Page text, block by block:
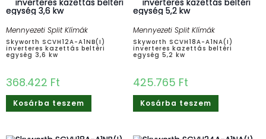
Mennyezeti Split Klímák
Skyworth SCVH12A-A1NB(I)
inverteres kazettás beltéri
egység 3,6 kw
368.422 Ft
Kosárba teszem
Mennyezeti Split Klímák
Skyworth SCVH18A-A1NA(I)
inverteres kazettás beltéri
egység 5,2 kw
425.765 Ft
Kosárba teszem